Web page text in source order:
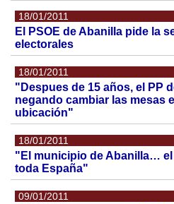
18/01/2011
El PSOE de Abanilla pide la
electorales
18/01/2011
"Despues de 15 años, el PP
negando cambiar las mesas
ubicación"
18/01/2011
"El municipio de Abanilla…
toda España"
09/01/2011